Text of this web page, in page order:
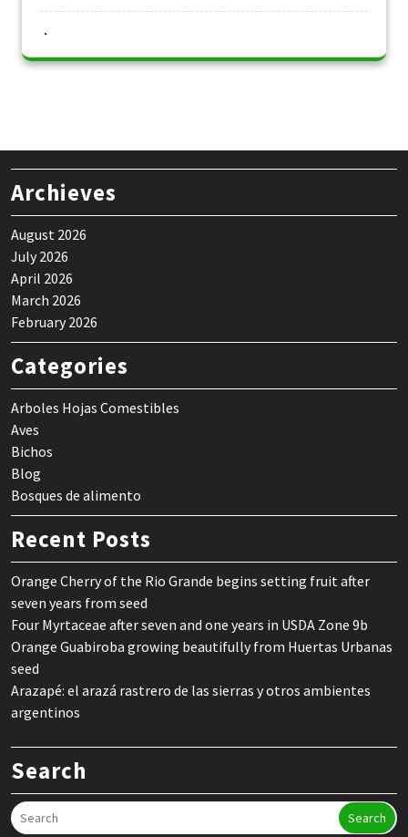
Archieves
August 2026
July 2026
April 2026
March 2026
February 2026
Categories
Arboles Hojas Comestibles
Aves
Bichos
Blog
Bosques de alimento
Recent Posts
Orange Cherry of the Rio Grande begins setting fruit after
seven years from seed
Four Myrtaceae after seven and one years in USDA Zone 9b
Orange Guabiroba growing beautifully from Huertas Urbanas
seed
Arazapé: el arazá rastrero de las sierras y otros ambientes
argentinos
Search
Search